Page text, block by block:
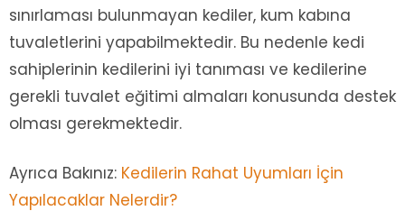
sınırlaması bulunmayan kediler, kum kabına
tuvaletlerini yapabilmektedir. Bu nedenle kedi
sahiplerinin kedilerini iyi tanıması ve kedilerine
gerekli tuvalet eğitimi almaları konusunda destek
olması gerekmektedir.
Ayrıca Bakınız: Kedilerin Rahat Uyumları İçin
Yapılacaklar Nelerdir?